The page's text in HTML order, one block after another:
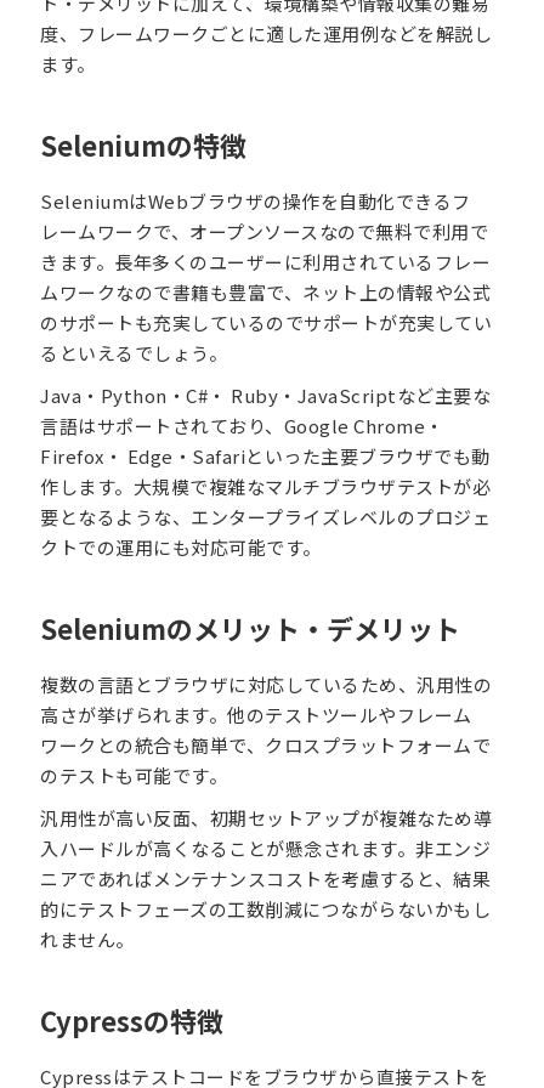
度、フレームワークごとに適した運用例などを解説し
ます。
Seleniumの特徴
SeleniumはWebブラウザの操作を自動化できるフ
レームワークで、オープンソースなので無料で利用で
きます。長年多くのユーザーに利用されているフレー
ムワークなので書籍も豊富で、ネット上の情報や公式
のサポートも充実しているのでサポートが充実してい
るといえるでしょう。
Java・Python・C#・ Ruby・JavaScriptなど主要な
言語はサポートされており、Google Chrome・
Firefox・ Edge・Safariといった主要ブラウザでも動
作します。大規模で複雑なマルチブラウザテストが必
要となるような、エンタープライズレベルのプロジェ
クトでの運用にも対応可能です。
Seleniumのメリット・デメリット
複数の言語とブラウザに対応しているため、汎用性の
高さが挙げられます。他のテストツールやフレーム
ワークとの統合も簡単で、クロスプラットフォームで
のテストも可能です。
汎用性が高い反面、初期セットアップが複雑なため導
入ハードルが高くなることが懸念されます。非エンジ
ニアであればメンテナンスコストを考慮すると、結果
的にテストフェーズの工数削減につながらないかもし
れません。
Cypressの特徴
Cypressはテストコードをブラウザから直接テストを